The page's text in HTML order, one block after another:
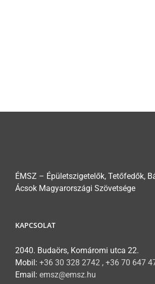
ÉMSZ – Épületszigetelők, Tetőfedők,
Ácsok Magyarországi Szövetsége
KAPCSOLAT
2040. Budaörs, Komáromi utca 22.
Mobil: +36 30 328 2742 , +36 70 647
Email: emsz@emsz.hu